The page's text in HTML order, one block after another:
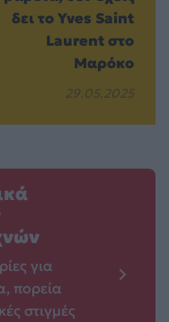
δει το Yves Saint
Laurent στο
Μαρόκο
29.05.2025
για
πορεία
στιγμές